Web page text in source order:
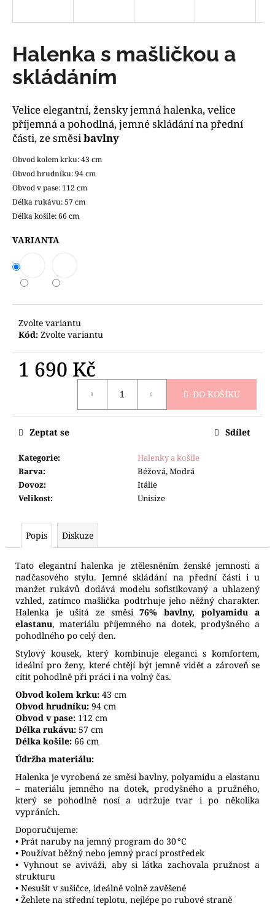
Halenka s mašličkou a
skládáním
Velice elegantní, žensky jemná halenka, velice
příjemná a pohodlná, jemné skládání na přední
části, ze směsi bavlny
Obvod kolem krku: 43 cm
Obvod hrudníku: 94 cm
Obvod v pase: 112 cm
Délka rukávu: 57 cm
Délka košile: 66 cm
VARIANTA
Zvolte variantu
Kód: Zvolte variantu
1 690 Kč
DO KOŠÍKU
Kategorie:
Halenky a košile
Barva:
Béžová, Modrá
Dovoz:
Itálie
Velikost: Unisize
Zeptat se Sdílet
Popis Diskuze
Tato elegantní halenka je ztělesněním ženské jemnosti a
nadčasového stylu. Jemné skládání na přední části i u
manžet rukávů dodává modelu sofistikovaný a uhlazený
vzhled, zatímco mašlička podtrhuje jeho něžný charakter.
Halenka je ušitá ze směsi76% bavlny, polyamidu a
elastanu, materiálu příjemného na dotek, prodyšného a
pohodlného po celý den.
Stylový kousek, který kombinuje eleganci s komfortem,
ideální pro ženy, které chtějí být jemně vidět a zároveň se
cítit pohodlně při práci i na volný čas.
Obvod kolem krku: 43 cm
Obvod hrudníku: 94 cm
Obvod v pase: 112 cm
Délka rukávu: 57 cm
Délka košile: 66 cm
Údržba materiálu:
Halenka je vyrobená ze směsi bavlny, polyamidu a elastanu
– materiálu jemného na dotek, prodyšného a pružného,
který se pohodlně nosí a udržuje tvar i po několika
vypráních.
Doporučujeme:
• Prát naruby na jemný program do 30 °C
• Používat běžný nebo jemný prací prostředek
• Vyhnout se aviváži, aby si látka zachovala pružnost a
strukturu
• Nesušit v sušičce, ideálně volně zavěšené
• Žehlete na střední teplotu, nejlépe po rubové straně
í
t
?
HLEDAT
D
o
p
o
u
j
e
m
SVETR
190